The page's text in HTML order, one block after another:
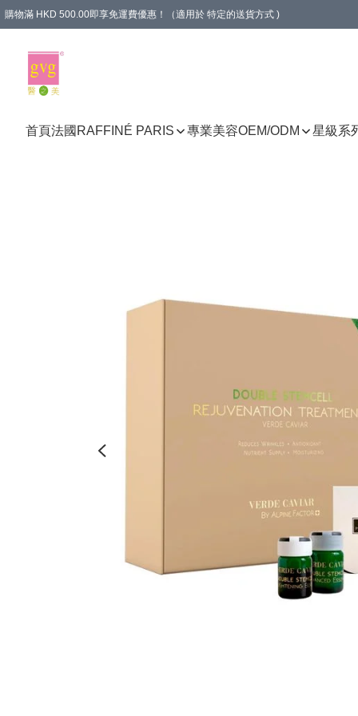
購物滿 HKD 500.00即享免運費優惠！（適用於 特定的送貨方式 )
首頁法國RAFFINÉ PARIS 專業美容OEM/ODM 星級系